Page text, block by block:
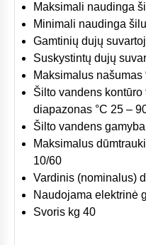
Maksimali naudinga
Minimali naudinga
Gamtinių dujų
Suskystintų dujų
Maksimalus našumas
Šilto vandens
diapazonas °C 25 –
Šilto vandens
Maksimalus
10/60
Vardinis (nominalus)
Naudojama elektrinė
Svoris kg 40